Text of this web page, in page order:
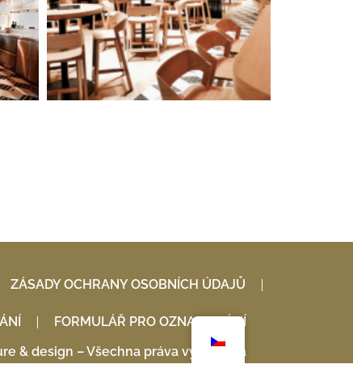
ZÁSADY OCHRANY OSOBNÍCH ÚDAJŮ
FORMULÁŘ PRO OZNAMOVÁNÍ
& design – Všechna práva vyhrazena